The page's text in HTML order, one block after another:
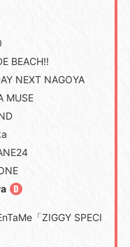
BEACH!!
NEXT NAGOYA
MUSE
「ZIGGY SPECI